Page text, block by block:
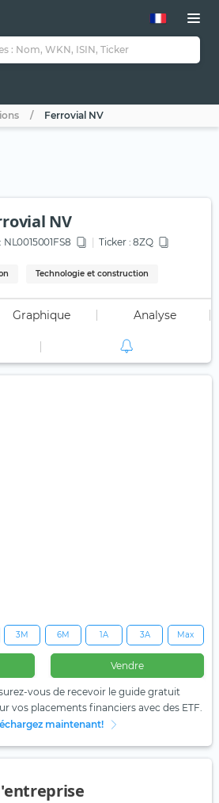
Ferrovial NV
NV
NL0015001FS8 Ticker : 8ZQ
Technologie et construction
Graphique Analyse
3M 6M 1A 3A Max
Vendre
vous de recevoir le guide gratuit
vos placements financiers avec des ETF.
maintenant!